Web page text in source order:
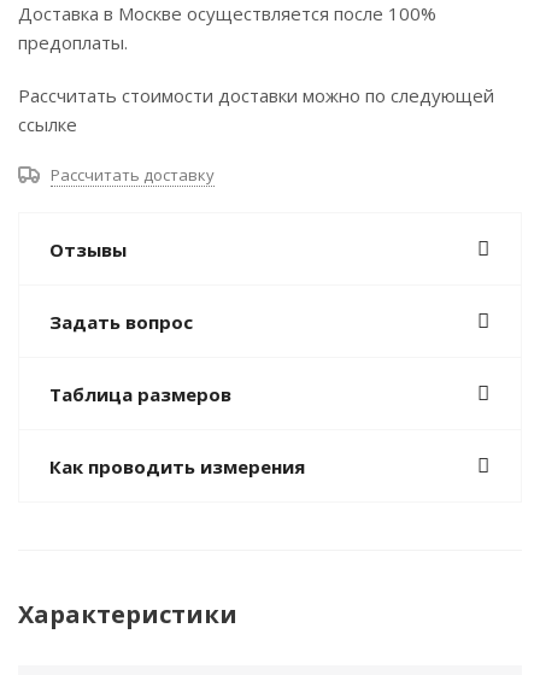
Доставка в Москве осуществляется после 100%
предоплаты.
Рассчитать стоимости доставки можно по следующей
ссылке
Рассчитать доставку
Отзывы
Задать вопрос
Таблица размеров
Как проводить измерения
Характеристики